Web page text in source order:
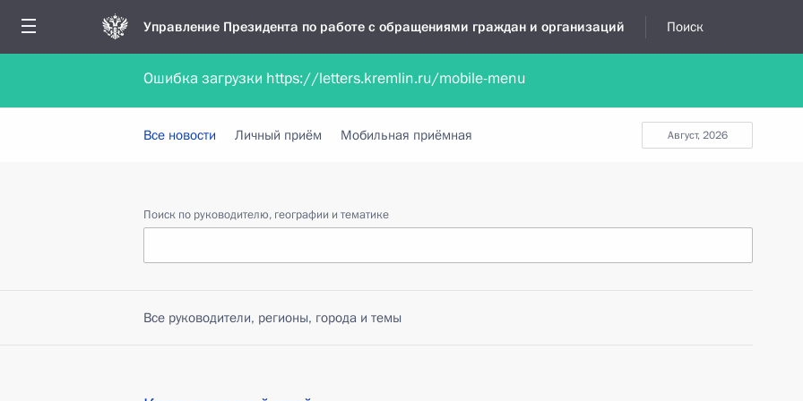
Управление Президента по работе с обращениями граждан и организаций Поиск
Обратиться в форме электронного документа Обратиться в устной форме
август, 2026
Все новости Личный приём Мобильная приёмная
Поиск по руководителю, географии и тематике
Все руководители, регионы, города и темы
Ошибка загрузки https://letters.kremlin.ru/mobile-menu